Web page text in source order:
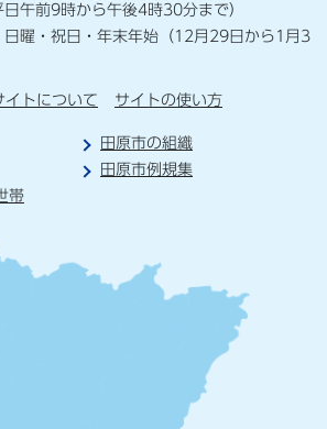
日午前9時から午後4時30分まで）
日曜・祝日・年末年始（12月29日から1月3
イトについて サイトの使い方
田原市の組織
田原市例規集
帯